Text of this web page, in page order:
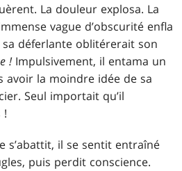
La douleur explosa. La
vague d’obscurité enfla
sa déferlante oblitérerait son
!Impulsivement, il entama un
avoir la moindre idée de sa
Seul importait qu’il
!
s’abattit, il se sentit entraîné
puis perdit conscience.